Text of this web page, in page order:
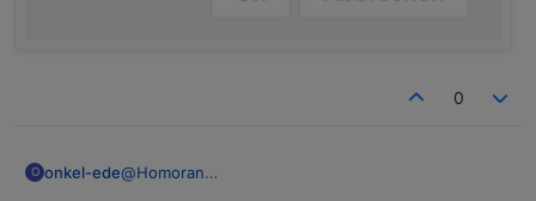
0
O onkel-ede@Homoran